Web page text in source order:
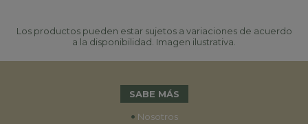
Los productos pueden estar sujetos a variaciones de acuerdo
a la disponibilidad. Imagen ilustrativa.
SABE MÁS
• Nosotros